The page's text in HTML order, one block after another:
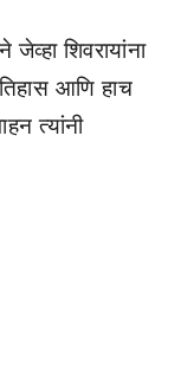
शिवरायांना
आणि हाच
त्यांनी